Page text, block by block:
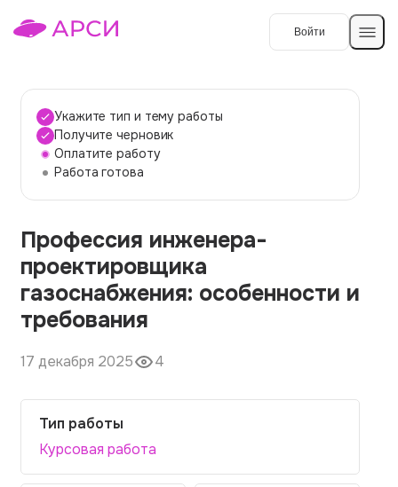
Войти
Темы работ
О сервисе
О компании
Наши гарантии
Порядок оплаты
Контакты
Укажите тип и тему работы
Получите черновик
Оплатите работу
Работа готова
Профессия инженера-
проектировщика
газоснабжения: особенности и
требования
17 декабря 2025 4
Тип работы
Курсовая работа